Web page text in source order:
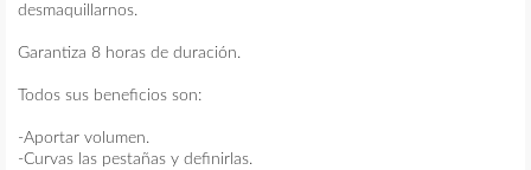
desmaquillarnos.
Garantiza 8 horas de duración.
Todos sus beneficios son:
-Aportar volumen.
-Curvas las pestañas y definirlas.